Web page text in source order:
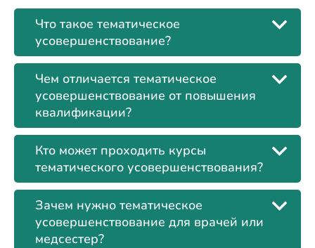
Что такое тематическое
усовершенствование?
Чем отличается тематическое
усовершенствование от повышения
квалификации?
Кто может проходить курсы
тематического усовершенствования?
Зачем нужно тематическое
усовершенствование для врачей или
медсестер?